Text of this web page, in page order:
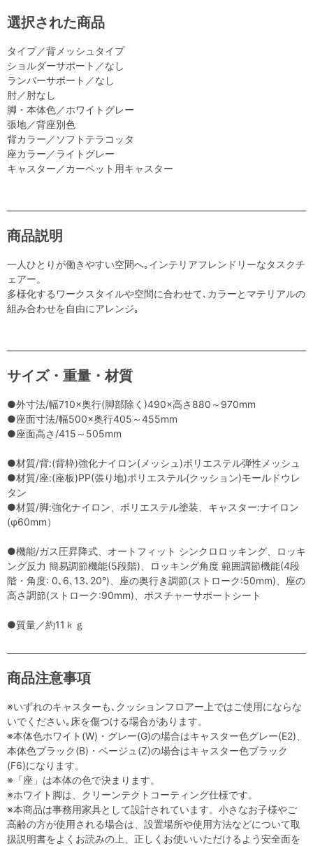
選択された商品
タイプ／背メッシュタイプ
ショルダーサポート／なし
ランバーサポート／なし
肘／肘なし
脚・本体色／ホワイトグレー
張地／背座別色
背カラー／ソフトテラコッタ
座カラー／ライトグレー
キャスター／カーペット用キャスター
商品説明
一人ひとりが働きやすい空間へ｡インテリアフレンドリーなタスクチ
ェアー。
多様化するワークスタイルや空間に合わせて､カラーとマテリアルの
組み合わせを自由にアレンジ｡
サイズ・重量・材質
●外寸法/幅710×奥行(脚部除く)490×高さ880～970mm
●座面寸法/幅500×奥行405～455mm
●座面高さ/415～505mm
●材質/背:(背枠)強化ナイロン(メッシュ)ポリエステル弾性メッシュ
●材質/座:(座板)PP(張り地)ポリエステル(クッション)モールドウレ
タン
●材質/脚:強化ナイロン、ポリエステル塗装、キャスター:ナイロン
(φ60mm）
●機能/ガス圧昇降式、オートフィット シンクロロッキング、ロッキ
ング反力 簡易調節機能(5段階)、ロッキング角度 範囲調節機能(4段
階・角度: 0､6､13､20°)、座の奥行き調節(ストローク:50mm)、座の
高さ調節(ストローク:90mm)、ポスチャーサポートシート
●質量／約11ｋｇ
商品注意事項
※いずれのキャスターも､クッションフロアー上ではご使用にならな
いでください｡床を傷つける場合があります。
※本体色ホワイト(W)・グレー(G)の場合はキャスター色グレー(E2)、
本体色ブラック(B)・ベージュ(Z)の場合はキャスター色ブラック
(F6)になります。
※「座」は本体の色で決まります。
※ホワイト脚は、クリーンテクトコーティング仕様です。
※本商品は事務用家具として設計されています。小さなお子様やご
高齢の方が使用される場合は、設置場所や使用方法などについて取
扱説明書をよくお読みの上、正しくお使いいただけるよう安全面を